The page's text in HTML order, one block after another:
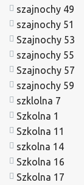
szajnochy 49
szajnochy 51
Szajnochy 53
szajnochy 55
Szajnochy 57
szajnochy 59
szklolna 7
Szkolna 1
Szkolna 11
szkolna 14
Szkolna 16
Szkolna 17